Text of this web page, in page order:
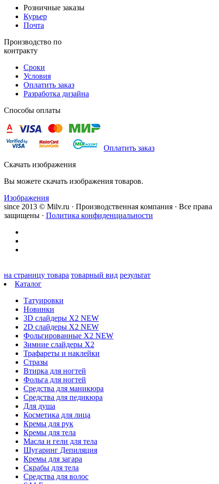
Розничные заказы
Курьер
Почта
Производство по
контракту
Сроки
Условия
Оплатить заказ
Разработка дизайна
Способы оплаты
Оплатить заказ
Скачать изображения
Вы можете скачать изображения товаров.
Изображения
since 2013 © Milv.ru · Производственная компания · Все права
защищены · Политика конфиденциальности
на страницу товара товарный вид результат
Каталог
Татуировки
Новинки
3D слайдеры X2 NEW
2D слайдеры X2 NEW
Фольгированные X2 NEW
Зимние слайдеры Х2
Трафареты и наклейки
Стразы
Втирка для ногтей
Фольга для ногтей
Средства для маникюра
Средства для педикюра
Для душа
Косметика для лица
Кремы для рук
Кремы для тела
Масла и гели для тела
Шугаринг Депиляция
Кремы для загара
Скрабы для тела
Средства для волос